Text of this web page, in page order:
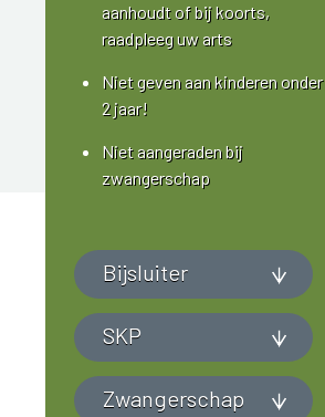
aanhoudt of bij koorts,
raadpleeg uw arts
Niet geven aan kinderen onder
2 jaar!
Niet aangeraden bij
zwangerschap
Bijsluiter
SKP
Zwangerschap